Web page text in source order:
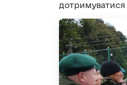
дотримуватися